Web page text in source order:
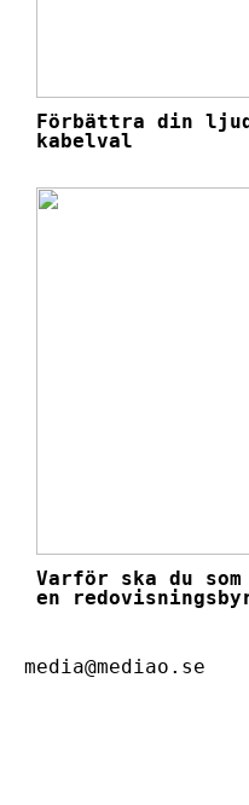
Förbättra din
kabelval
Varför ska du
en
media@mediao.se